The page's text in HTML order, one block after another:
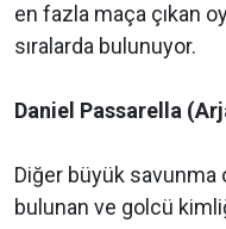
en fazla maça çıkan
sıralarda bulunuyor.
Daniel Passarella
Diğer büyük savunma
bulunan ve golcü